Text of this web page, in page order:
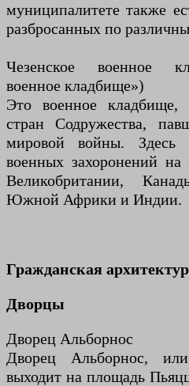
муниципалитете также
разбросанных по
Чезенское военное
военное кладбище»)
Это военное кладбище,
стран Содружества,
мировой войны. Здесь
военных захоронений
Великобритании,
Южной Африки и Индии.
Гражданская
Дворцы
Дворец Альборнос
Дворец Альборнос,
выходит на площадь